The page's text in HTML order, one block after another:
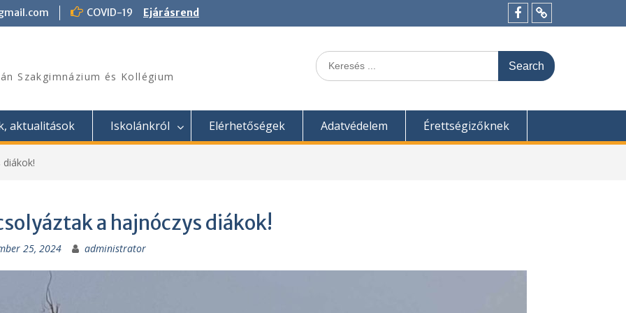
COVID-19
Ejárásrend
MenüFelvételi
Szakgimnázium és Kollégium
Search
for:
aktualitások Iskolánkról Elérhetőségek Adatvédelem Érettségizőknek
a hajnóczys diákok!
25, 2024 administrator